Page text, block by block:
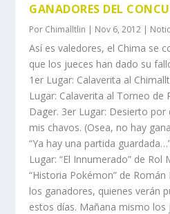
GANADORES DEL
Por Chimalltlin | Nov 6, 2012 |
Así es valedores, el Chima se
que los jueces han dado su
1er Lugar: Calaverita al
Lugar: Calaverita al Torneo de
Dager. 3er Lugar: Desierto
mis chavos. (Osea, no hay
“Ya hay una partida
Lugar: “El Innumerado” de Rol
“Historia Pokémon” de
los ganadores, quienes verán
estos días. Mañana mismo los